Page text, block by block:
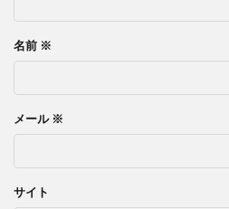
名前 ※
メール ※
サイト